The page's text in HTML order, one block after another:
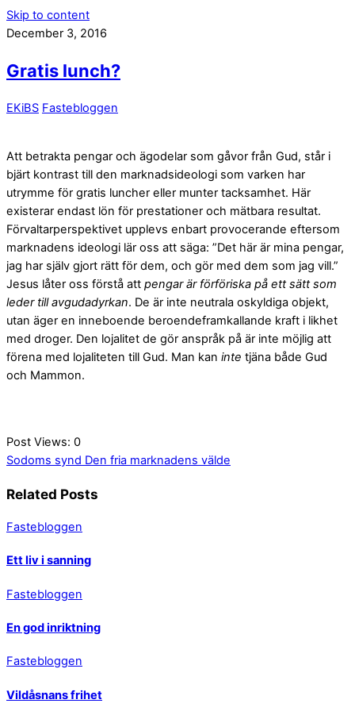
Skip to content
December 3, 2016
Gratis lunch?
EKiBS Fastebloggen
Att betrakta pengar och ägodelar som gåvor från Gud, står i
bjärt kontrast till den marknadsideologi som varken har
utrymme för gratis luncher eller munter tacksamhet. Här
existerar endast lön för prestationer och mätbara resultat.
Förvaltarperspektivet upplevs enbart provocerande eftersom
marknadens ideologi lär oss att säga: ”Det här är mina pengar,
jag har själv gjort rätt för dem, och gör med dem som jag vill.”
Jesus låter oss förstå att pengar är förföriska på ett sätt som
leder till avgudadyrkan. De är inte neutrala oskyldiga objekt,
utan äger en inneboende beroendeframkallande kraft i likhet
med droger. Den lojalitet de gör anspråk på är inte möjlig att
förena med lojaliteten till Gud. Man kan inte tjäna både Gud
och Mammon.
Post Views: 0
Sodoms synd Den fria marknadens välde
Related Posts
Fastebloggen
Ett liv i sanning
Fastebloggen
En god inriktning
Fastebloggen
Vildåsnans frihet